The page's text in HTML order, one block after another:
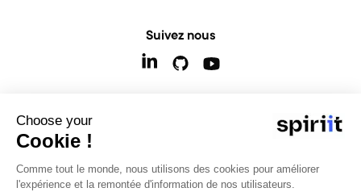
Suivez nous
Choose your
Cookie !
Comme tout le monde, nous utilisons des cookies pour améliorer
l'expérience et la remontée d'information de nos utilisateurs.